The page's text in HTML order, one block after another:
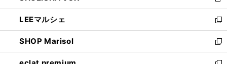
開
く
ウ
で
開
く
ン
ド
ウ
で
開
ウ
ィ
ン
ド
ウ
し
い
ウ
ィ
ン
LEEマルシェ
新
し
い
ウ
SHOP Marisol
新
し